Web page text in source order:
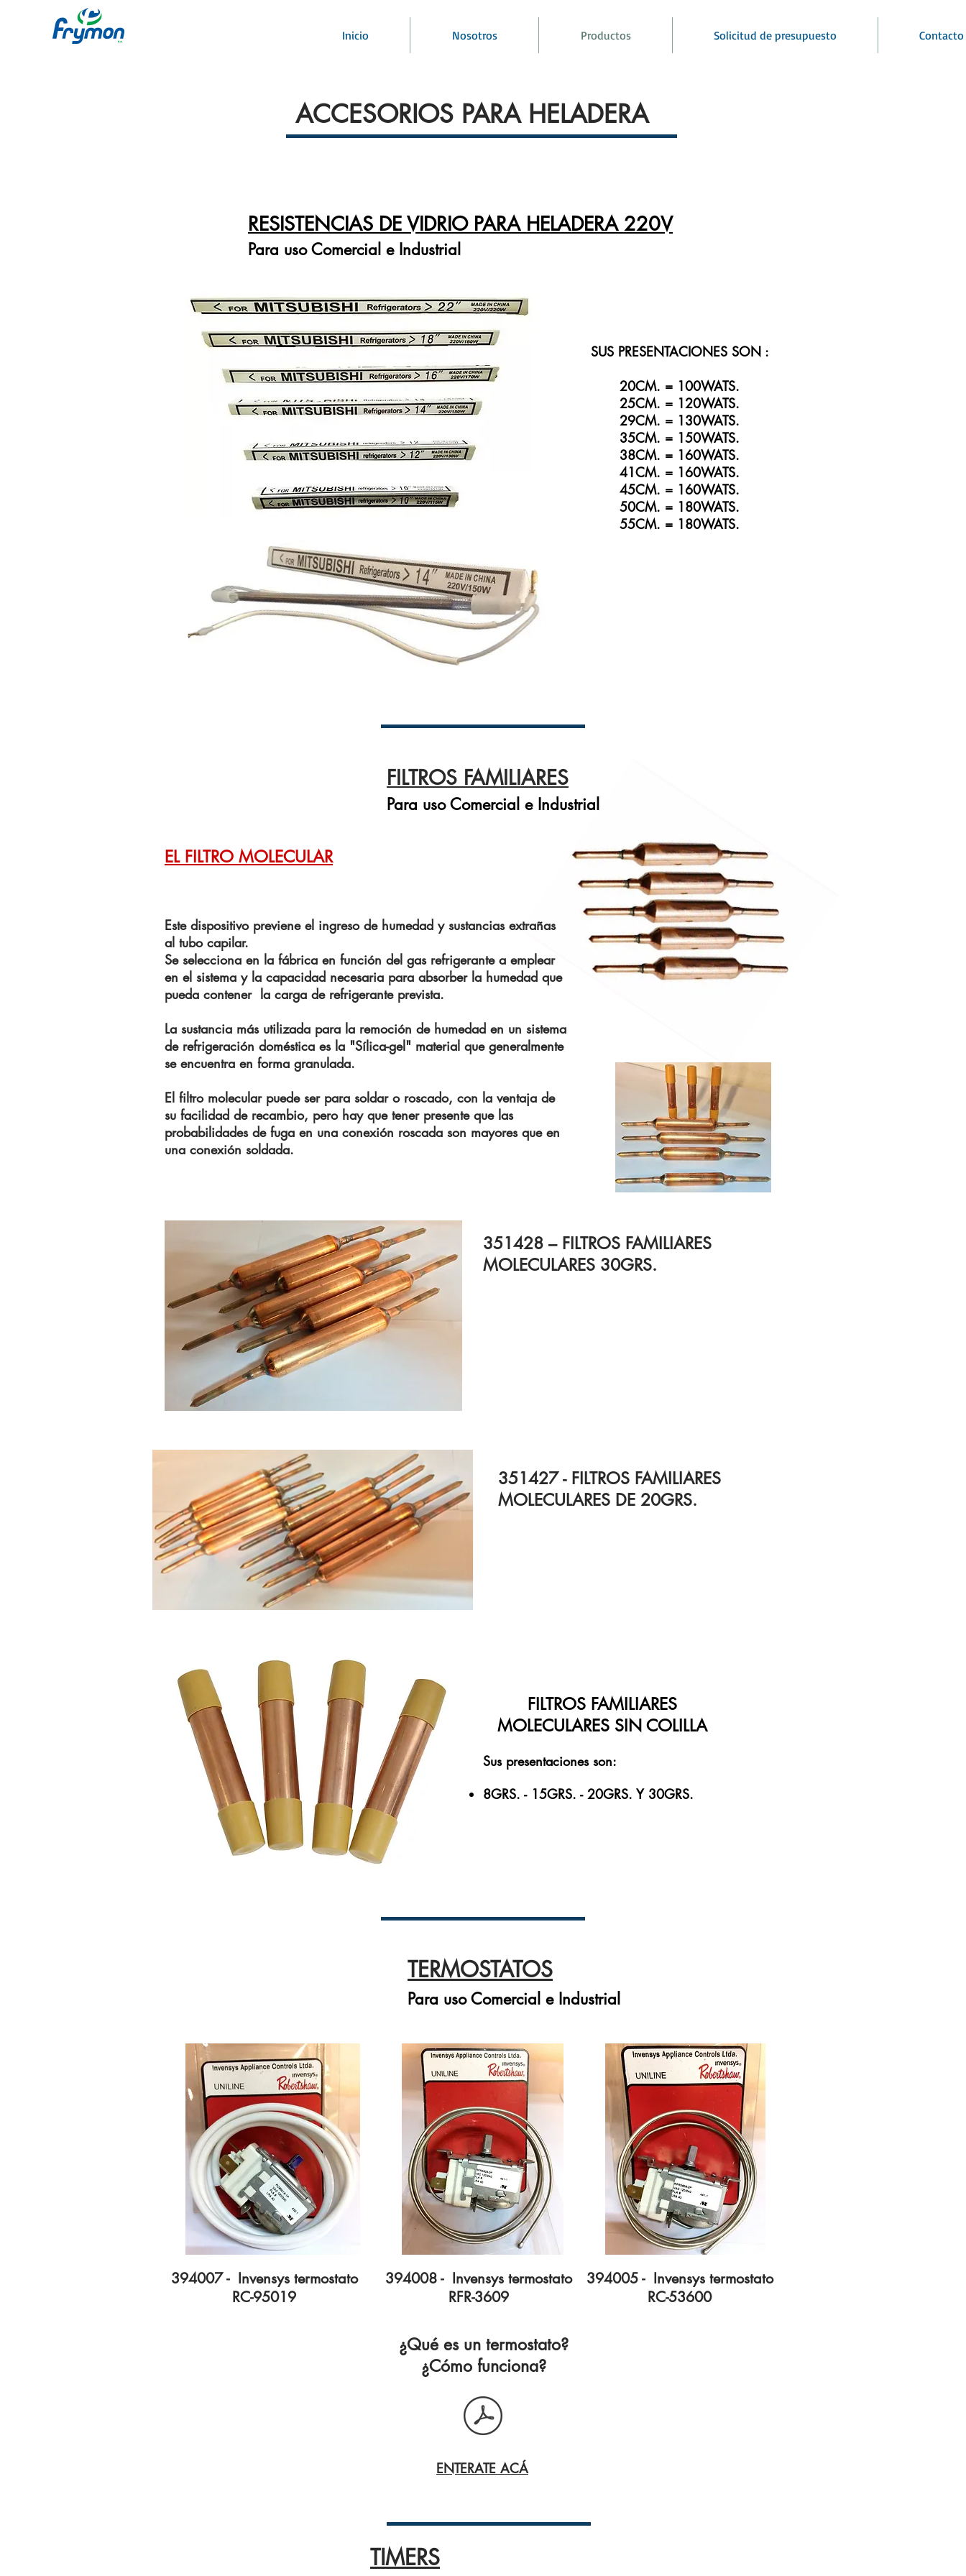
Inicio Nosotros Productos Solicitud de presupuesto Contacto
ACCESORIOS PARA HELADERA
RESISTENCIAS DE VIDRIO PARA HELADERA 220V
Para uso Comercial e Industrial
SUS PRESENTACIONES SON :
20CM. = 100WATS.
25CM. = 120WATS.
29CM. = 130WATS.
35CM. = 150WATS.
38CM. = 160WATS.
41CM. = 160WATS.
45CM. = 160WATS.
50CM. = 180WATS.
55CM. = 180WATS.
FILTROS FAMILIARES
Para uso Comercial e Industrial
EL FILTRO MOLECULAR
Este dispositivo previene el ingreso de humedad y sustancias extrañas
al tubo capilar.
Se selecciona en la fábrica en función del gas refrigerante a emplear
en el sistema y la capacidad necesaria para absorber la humedad que
pueda contener la carga de refrigerante prevista.
La sustancia más utilizada para la remoción de humedad en un sistema
de refrigeración doméstica es la "Sílica-gel" material que generalmente
se encuentra en forma granulada.
El filtro molecular puede ser para soldar o roscado, con la ventaja de
su facilidad de recambio, pero hay que tener presente que las
probabilidades de fuga en una conexión roscada son mayores que en
una conexión soldada.
351428 – FILTROS FAMILIARES
MOLECULARES 30GRS.
351427 - FILTROS FAMILIARES
MOLECULARES DE 20GRS.
FILTROS FAMILIARES
MOLECULARES SIN COLILLA
Sus presentaciones son:
8GRS. - 15GRS. - 20GRS. Y 30GRS.
TERMOSTATOS
Para uso Comercial e Industrial
394007 - Invensys termostato
RC-95019
394008 - Invensys termostato
RFR-3609
394005 - Invensys termostato
RC-53600
¿Qué es un termostato?
¿Cómo funciona?
ENTERATE ACÁ
TIMERS